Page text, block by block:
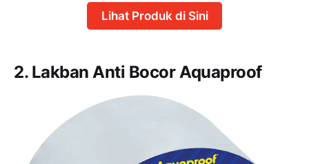
Lihat Produk di Sini
2. Lakban Anti Bocor Aquaproof